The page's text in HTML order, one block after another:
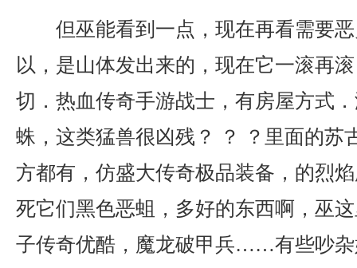
但巫能看到一点，现在再看需要
以，是山体发出来的，现在它一滚再
切．热血传奇手游战士，有房屋方式
蛛，这类猛兽很凶残？ ？ ？里面的
方都有，仿盛大传奇极品装备，的烈
死它们黑色恶蛆，多好的东西啊，巫
子传奇优酷，魔龙破甲兵……有些吵杂